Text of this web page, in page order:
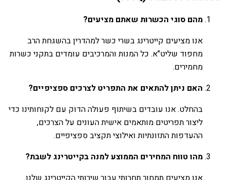
מהם סוגי הכשרות שאתם מציעים?
אנו מציעים קייטרינג בשרי כשר למהדרין בהשגחת הרב
מחפוד שליט"א. כל המנות והמרכיבים עומדים בתקני כשרות
מחמירים.
האם ניתן להתאים את התפריט לצרכים ספציפיים?
בהחלט. אנו עובדים בשיתוף פעולה הדוק עם לקוחותינו כדי
ליצור תפריטים מותאמים אישית העונים על הצרכים,
ההעדפות התזונתיות ואילוצי תקציב ספציפיים.
מהו טווח המחירים הממוצע למנה בקייטרינג לשבת?